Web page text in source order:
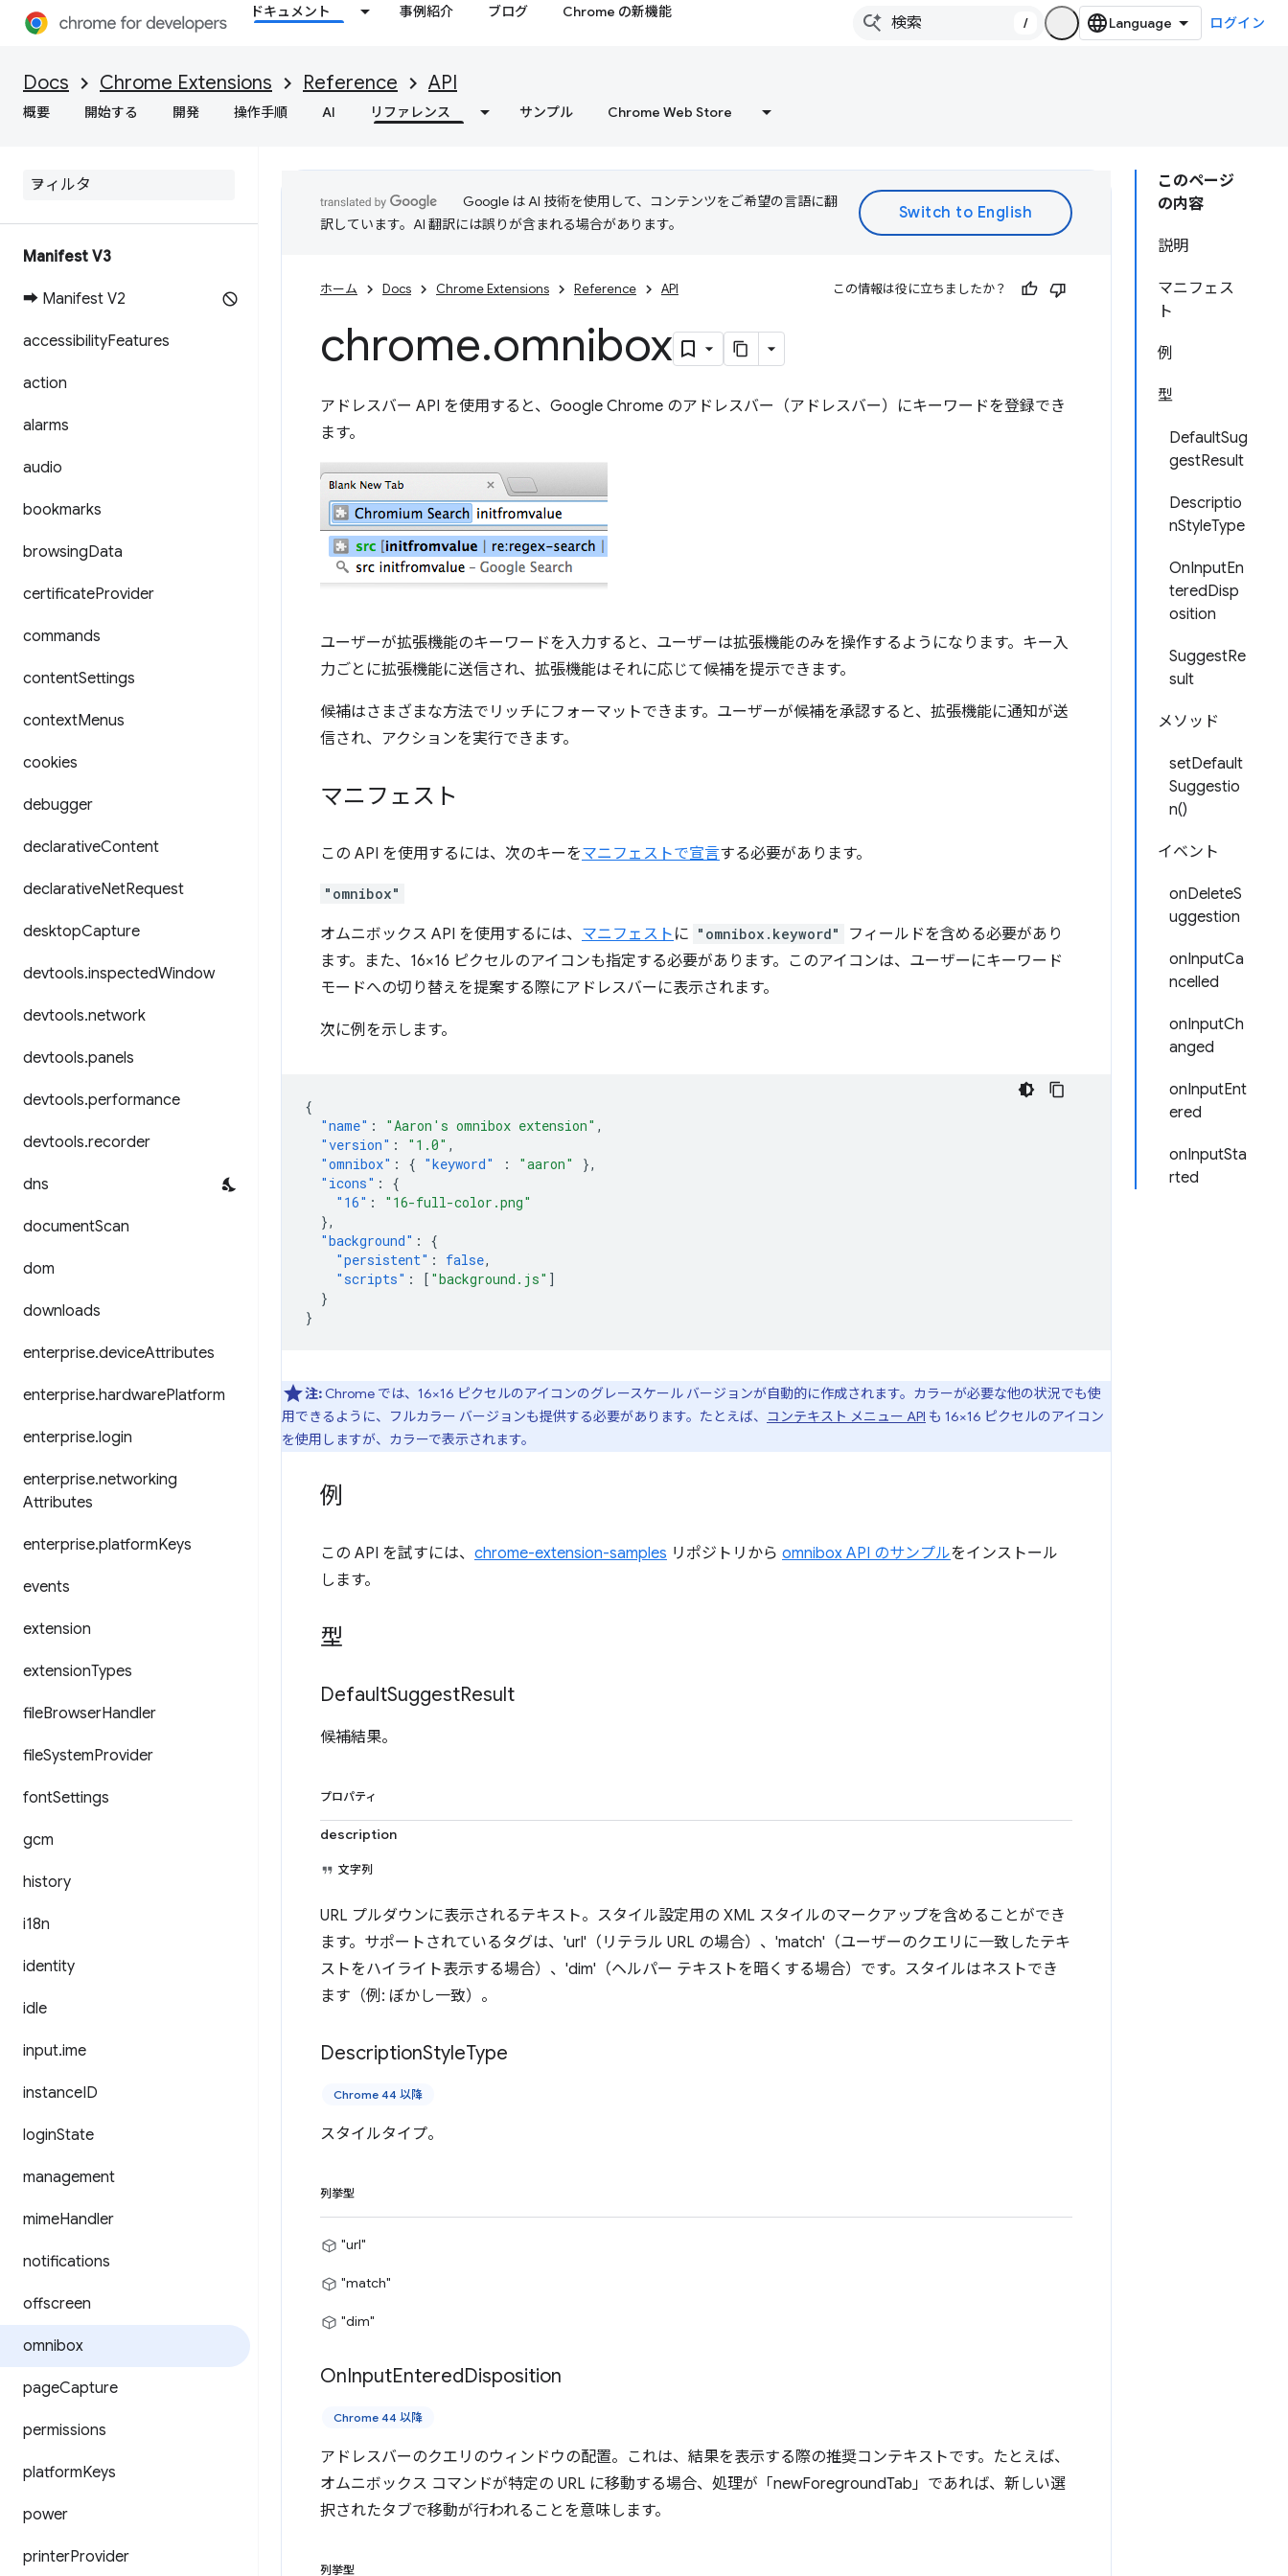
ドキュメント 事例紹介 ブログ Chrome の新機能
/ ログイン
Docs Chrome Extensions Reference API
概要 開始する 開発 操作手順 AI リファレンス サンプル Chrome Web Store
Manifest V3
➡ Manifest V2
accessibilityFeatures
action
alarms
audio
bookmarks
browsingData
certificateProvider
commands
contentSettings
contextMenus
cookies
debugger
declarativeContent
declarativeNetRequest
desktopCapture
devtools.inspectedWindow
devtools.network
devtools.panels
devtools.performance
devtools.recorder
dns
documentScan
dom
downloads
enterprise.deviceAttributes
enterprise.hardwarePlatform
enterprise.login
enterprise.networking
Attributes
enterprise.platformKeys
events
extension
extensionTypes
fileBrowserHandler
fileSystemProvider
fontSettings
gcm
history
i18n
identity
idle
input.ime
instanceID
loginState
management
mimeHandler
notifications
offscreen
omnibox
pageCapture
permissions
platformKeys
power
printerProvider
このページ
の内容
説明
マニフェス
ト
例
型
DefaultSug
gestResult
Descriptio
nStyleType
OnInputEn
teredDisp
osition
SuggestRe
sult
メソッド
setDefault
Suggestio
n()
イベント
onDeleteS
uggestion
onInputCa
ncelled
onInputCh
anged
onInputEnt
ered
onInputSta
rted
Google は AI 技術を使用して、コンテンツをご希望の言語に翻
訳しています。AI 翻訳には誤りが含まれる場合があります。
ホーム Docs Chrome Extensions Reference API この情報は役に立ちましたか？
chrome.omnibox
アドレスバー API を使用すると、Google Chrome のアドレスバー（アドレスバー）にキーワードを登録でき
ます。
ユーザーが拡張機能のキーワードを入力すると、ユーザーは拡張機能のみを操作するようになります。キー入
力ごとに拡張機能に送信され、拡張機能はそれに応じて候補を提示できます。
候補はさまざまな方法でリッチにフォーマットできます。ユーザーが候補を承認すると、拡張機能に通知が送
信され、アクションを実行できます。
マニフェスト
この API を使用するには、次のキーをマニフェストで宣言する必要があります。
"omnibox"
オムニボックス API を使用するには、 マニフェスト に "omnibox.keyword"
フィールドを含める必要があり
ます。また、16×16 ピクセルのアイコンも指定する必要があります。このアイコンは、ユーザーにキーワード
モードへの切り替えを提案する際にアドレスバーに表示されます。
次に例を示します。
{
"name" : "Aaron's omnibox extension" ,
"version" : "1.0" ,
"omnibox" : { "keyword" : "aaron"
},
"icons" :
{
"16" :
"16-full-color.png"
},
"background" :
{
"persistent" : false,
"scripts" : [ "background.js" ]
}
}
注: Chrome では、16×16 ピクセルのアイコンのグレースケール バージョンが自動的に作成されます。カラーが必要な他の状況でも使
用できるように、フルカラー バージョンも提供する必要があります。たとえば、 コンテキスト メニュー API も 16×16 ピクセルのアイコン
を使用しますが、カラーで表示されます。
例
この API を試すには、 chrome-extension-samples リポジトリから omnibox API のサンプルをインストール
します。
型
DefaultSuggestResult
候補結果。
プロパティ
description
文字列
URL プルダウンに表示されるテキスト。スタイル設定用の XML スタイルのマークアップを含めることができ
ます。サポートされているタグは、'url'（リテラル URL の場合）、'match'（ユーザーのクエリに一致したテキ
ストをハイライト表示する場合）、'dim'（ヘルパー テキストを暗くする場合）です。スタイルはネストでき
ます（例: ぼかし一致）。
DescriptionStyleType
Chrome 44 以降
スタイルタイプ。
列挙型
"url"
"match"
"dim"
OnInputEnteredDisposition
Chrome 44 以降
アドレスバーのクエリのウィンドウの配置。これは、結果を表示する際の推奨コンテキストです。たとえば、
オムニボックス コマンドが特定の URL に移動する場合、処理が「newForegroundTab」であれば、新しい選
択されたタブで移動が行われることを意味します。
列挙型